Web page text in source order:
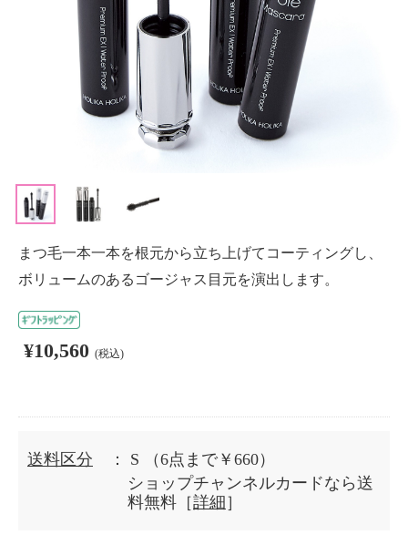
まつ毛一本一本を根元から立ち上げてコーティングし、
ボリュームのあるゴージャス目元を演出します。
¥10,560 (税込)
送料区分 ： S
（6点まで￥660）
ショップチャンネルカードなら送
料無料［詳細 ］